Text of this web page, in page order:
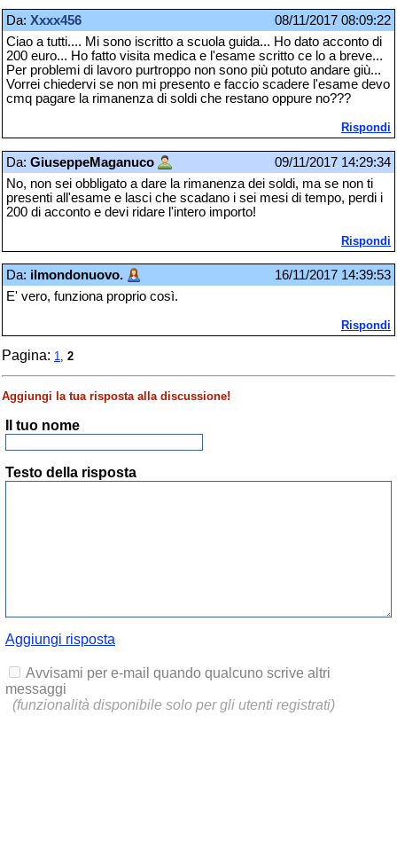
Da: Xxxx456
08/11/2017 08:09:22
Ciao a tutti.... Mi sono iscritto a scuola guida... Ho dato acconto di
200 euro... Ho fatto visita medica e l'esame scritto ce lo a breve...
Per problemi di lavoro purtroppo non sono più potuto andare giù...
Vorrei chiedervi se non mi presento e faccio scadere l'esame devo
cmq pagare la rimanenza di soldi che restano oppure no???
Rispondi
Da: GiuseppeMaganuco
09/11/2017 14:29:34
No, non sei obbligato a dare la rimanenza dei soldi, ma se non ti
presenti all'esame e lasci che scadano i sei mesi di tempo, perdi i
200 di acconto e devi ridare l'intero importo!
Rispondi
Da: ilmondonuovo.
16/11/2017 14:39:53
E' vero, funziona proprio così.
Rispondi
Pagina: 1, 2
Aggiungi la tua risposta alla discussione!
Il tuo nome
Testo della risposta
Aggiungi risposta
Avvisami per e-mail quando qualcuno scrive altri
messaggi
(funzionalità disponibile solo per gli utenti registrati)